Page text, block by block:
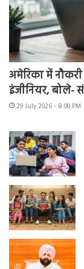
अमेरिका में
इंजीनियर, बोले-
29 July 2026 - 8:00 PM